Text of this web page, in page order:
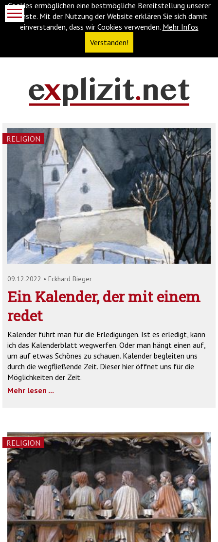
Cookies ermöglichen eine bestmögliche Bereitstellung unserer
Dienste. Mit der Nutzung der Website erklären Sie sich damit
einverstanden, dass wir Cookies verwenden. Mehr Infos
Verstanden!
(Accesskey
'1')Zur
(Accesskey
Zur
(Accesskey
RELIGION
09.12.2022 • Eckhard Bieger
Ein Kalender, der mit einem
redet
Kalender führt man für die Erledigungen. Ist es erledigt, kann
ich das Kalenderblatt wegwerfen. Oder man hängt einen auf,
um auf etwas Schönes zu schauen. Kalender begleiten uns
durch die wegfließende Zeit. Dieser hier öffnet uns für die
Möglichkeiten der Zeit.
Mehr lesen ...
RELIGION